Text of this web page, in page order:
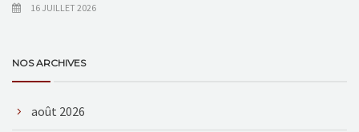
16 JUILLET 2026
NOS ARCHIVES
août 2026